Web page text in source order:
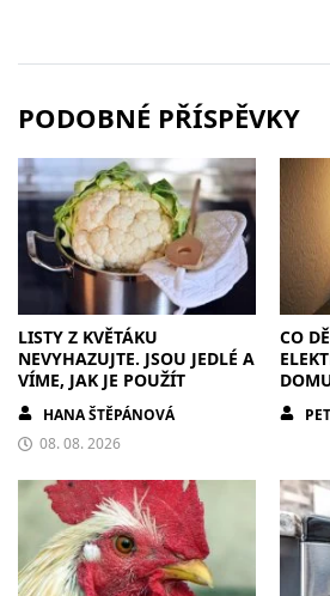
PODOBNÉ PŘÍSPĚVKY
LISTY Z KVĚTÁKU
NEVYHAZUJTE. JSOU JEDLÉ A
VÍME, JAK JE POUŽÍT
HANA ŠTĚPÁNOVÁ
08. 08. 2026
CO